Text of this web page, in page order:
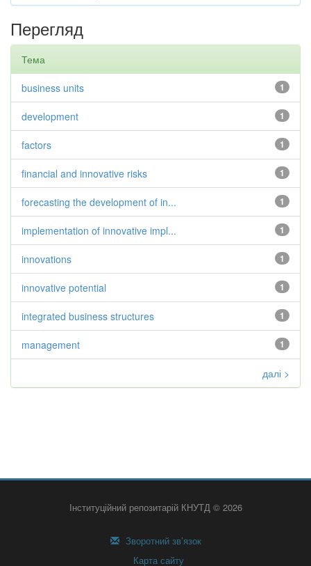
Перегляд
Тема
1
business units
1
development
1
factors
1
financial and innovative risks
1
forecasting the development of in...
1
implementation of innovative impl...
1
innovations
1
innovative potential
1
integrated business structures
1
management
далі >
Інституційний репозитарій КНУТД © 2026
Зворотний зв’язок
Карта сайту